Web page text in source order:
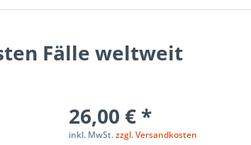
Fälle weltweit
26,00 € *
inkl. MwSt.zzgl. Versandkosten